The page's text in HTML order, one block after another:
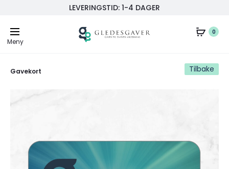
LEVERINGSTID: 1-4 DAGER
Meny
0
Gavekort Tilbake